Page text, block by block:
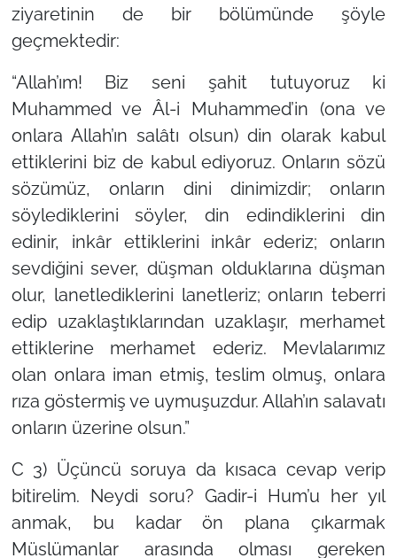
ziyaretinin de bir bölümünde şöyle
geçmektedir:
“Allah’ım! Biz seni şahit tutuyoruz ki
Muhammed ve Âl-i Muhammed’in (ona ve
onlara Allah’ın salâtı olsun) din olarak kabul
ettiklerini biz de kabul ediyoruz. Onların sözü
sözümüz, onların dini dinimizdir; onların
söylediklerini söyler, din edindiklerini din
edinir, inkâr ettiklerini inkâr ederiz; onların
sevdiğini sever, düşman olduklarına düşman
olur, lanetlediklerini lanetleriz; onların teberri
edip uzaklaştıklarından uzaklaşır, merhamet
ettiklerine merhamet ederiz. Mevlalarımız
olan onlara iman etmiş, teslim olmuş, onlara
rıza göstermiş ve uymuşuzdur. Allah’ın salavatı
onların üzerine olsun.”
C 3) Üçüncü soruya da kısaca cevap verip
bitirelim. Neydi soru? Gadir-i Hum’u her yıl
anmak, bu kadar ön plana çıkarmak
Müslümanlar arasında olması gereken